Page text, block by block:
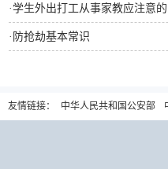
·学生外出打工从事家教应注意
· 防抢劫基本常识
友情链接： 中华人民共和国公安部